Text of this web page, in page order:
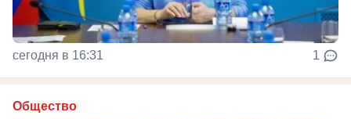
сегодня в 16:31 1
Общество